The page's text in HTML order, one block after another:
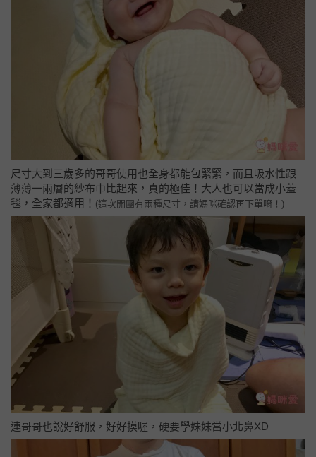
尺寸大到三歲多的哥哥使用也全身都能包緊緊，而且吸水性跟
薄薄一兩層的紗布巾比起來，真的極佳！大人也可以當成小蓋
毯，全家都適用！ (這次開團有兩種尺寸，請媽咪確認再下單唷！)
連哥哥也說好舒服，好好摸喔，硬要學妹妹當小北鼻XD